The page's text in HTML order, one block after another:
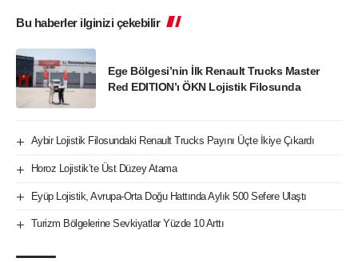
Bu haberler ilginizi çekebilir
Ege Bölgesi’nin İlk Renault Trucks Master
Red EDITION’ı ÖKN Lojistik Filosunda
Aybir Lojistik Filosundaki Renault Trucks Payını Üçte İkiye Çıkardı
Horoz Lojistik’te Üst Düzey Atama
Eyüp Lojistik, Avrupa-Orta Doğu Hattında Aylık 500 Sefere Ulaştı
Turizm Bölgelerine Sevkiyatlar Yüzde 10 Arttı